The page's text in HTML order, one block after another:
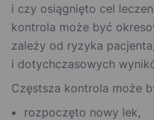
i czy osiągnięto cel
kontrola może być
zależy od ryzyka
i dotychczasowych
Częstsza kontrola może
rozpoczęto nowy lek,